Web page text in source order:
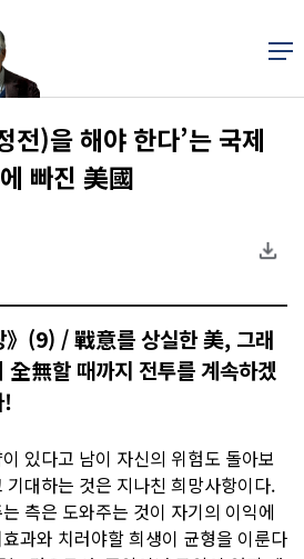
전)을 해야 한다’는 국제
빠진 美國
》(9) / 戰意를 상실한 美, 그래
全無할 때까지 전투를 계속하겠
!
있다고 남이 자신의 위험도 돌아보
대하는 것은 지나친 희망사항이다.
측은 도와주는 것이 자기의 이익에
과와 치러야할 희생이 균형을 이룬다